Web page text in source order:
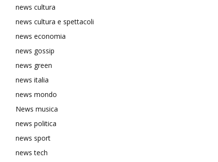
news cultura
news cultura e spettacoli
news economia
news gossip
news green
news italia
news mondo
News musica
news politica
news sport
news tech